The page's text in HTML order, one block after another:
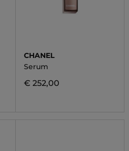
CHANEL
Serum
€ 252,00